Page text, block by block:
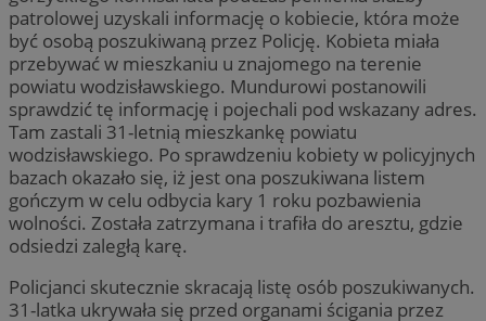
patrolowej uzyskali informację o kobiecie, która może
być osobą poszukiwaną przez Policję. Kobieta miała
przebywać w mieszkaniu u znajomego na terenie
powiatu wodzisławskiego. Mundurowi postanowili
sprawdzić tę informację i pojechali pod wskazany adres.
Tam zastali 31-letnią mieszkankę powiatu
wodzisławskiego. Po sprawdzeniu kobiety w policyjnych
bazach okazało się, iż jest ona poszukiwana listem
gończym w celu odbycia kary 1 roku pozbawienia
wolności. Została zatrzymana i trafiła do aresztu, gdzie
odsiedzi zaległą karę.
Policjanci skutecznie skracają listę osób poszukiwanych.
31-latka ukrywała się przed organami ścigania przez